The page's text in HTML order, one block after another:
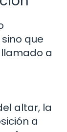
que
a
altar, la
a